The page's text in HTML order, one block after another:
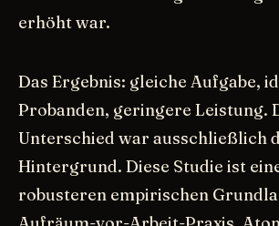
erhöht war.
Das Ergebnis: gleiche Aufgabe,
Probanden, geringere Leistung.
Unterschied war ausschließlich
Hintergrund. Diese Studie ist
robusteren empirischen